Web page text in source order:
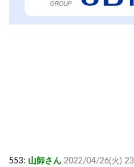
553: 山師さん 2022/04/26(火)